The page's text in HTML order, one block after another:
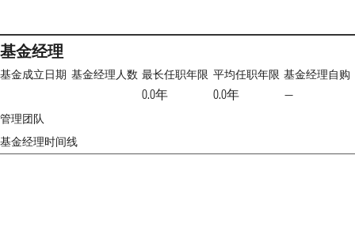
基金经理
基金成立日期 基金经理人数 最长任职年限
0.0年
平均任职年限
0.0年
基金经理自购
—
管理团队
基金经理时间线